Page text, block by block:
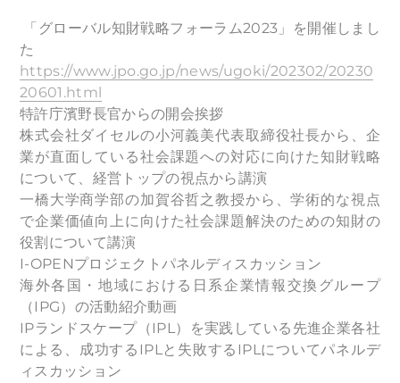
「グローバル知財戦略フォーラム2023」を開催しまし
た
https://www.jpo.go.jp/news/ugoki/202302/20230
20601.html
特許庁濱野長官からの開会挨拶
株式会社ダイセルの小河義美代表取締役社長から、企
業が直面している社会課題への対応に向けた知財戦略
について、経営トップの視点から講演
一橋大学商学部の加賀谷哲之教授から、学術的な視点
で企業価値向上に向けた社会課題解決のための知財の
役割について講演
I-OPENプロジェクトパネルディスカッション
海外各国・地域における日系企業情報交換グループ
（IPG）の活動紹介動画
IPランドスケープ（IPL）を実践している先進企業各社
による、成功するIPLと失敗するIPLについてパネルデ
ィスカッション